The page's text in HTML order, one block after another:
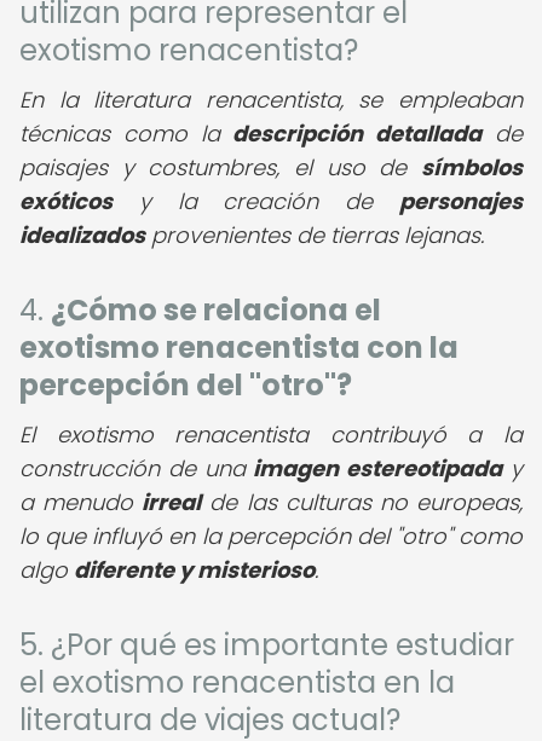
utilizan para representar el
exotismo renacentista?
En la literatura renacentista, se empleaban
técnicas como la descripción detalladade
paisajes y costumbres, el uso de símbolos
exóticosy la creación de personajes
idealizadosprovenientes de tierras lejanas.
4. ¿Cómo se relaciona el
exotismo renacentista con la
percepción del "otro"?
El exotismo renacentista contribuyó a la
construcción de una imagen estereotipaday
a menudo irrealde las culturas no europeas,
lo que influyó en la percepción del "otro" como
algo diferente y misterioso.
5. ¿Por qué es importante estudiar
el exotismo renacentista en la
literatura de viajes actual?